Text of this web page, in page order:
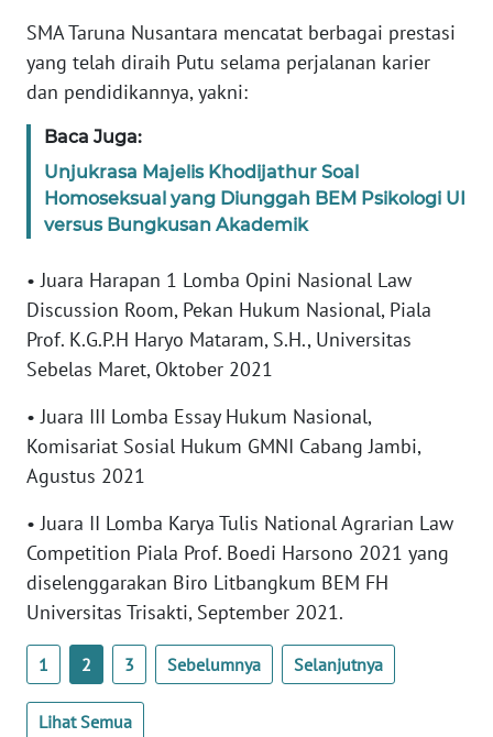
SMA Taruna Nusantara mencatat berbagai prestasi
yang telah diraih Putu selama perjalanan karier
dan pendidikannya, yakni:
Baca Juga:
Unjukrasa Majelis Khodijathur Soal
Homoseksual yang Diunggah BEM Psikologi UI
versus Bungkusan Akademik
• Juara Harapan 1 Lomba Opini Nasional Law
Discussion Room, Pekan Hukum Nasional, Piala
Prof. K.G.P.H Haryo Mataram, S.H., Universitas
Sebelas Maret, Oktober 2021
• Juara III Lomba Essay Hukum Nasional,
Komisariat Sosial Hukum GMNI Cabang Jambi,
Agustus 2021
• Juara II Lomba Karya Tulis National Agrarian Law
Competition Piala Prof. Boedi Harsono 2021 yang
diselenggarakan Biro Litbangkum BEM FH
Universitas Trisakti, September 2021.
1 2 3 Sebelumnya Selanjutnya
Lihat Semua
SUMUT
WN
WN
JABAR
BANTEN
WN
NTT
WN
KEPRI
PAPUA
WN
PAPUA
RIAU